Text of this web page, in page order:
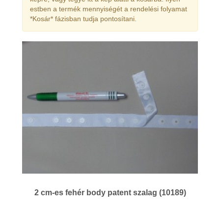
estben a termék mennyiségét a rendelési folyamat
*Kosár* fázisban tudja pontosítani.
2 cm-es fehér body patent szalag (10189)